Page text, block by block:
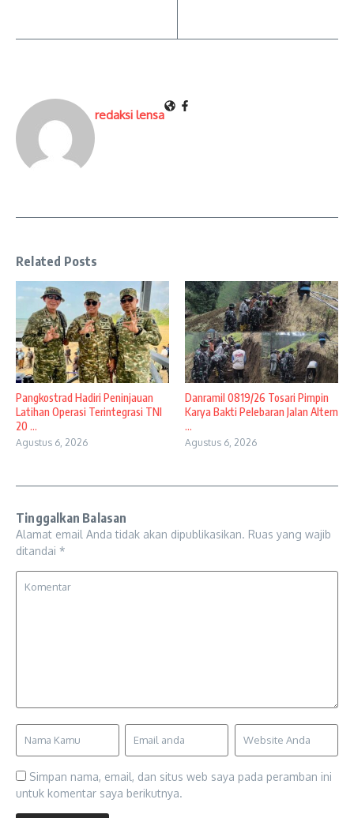
redaksi lensa
Related Posts
Pangkostrad Hadiri Peninjauan
Latihan Operasi Terintegrasi TNI
20 ...
Agustus 6, 2026
Danramil 0819/26 Tosari Pimpin
Karya Bakti Pelebaran Jalan Altern
...
Agustus 6, 2026
Tinggalkan Balasan
Alamat email Anda tidak akan dipublikasikan. Ruas yang wajib
ditandai *
Simpan nama, email, dan situs web saya pada peramban ini
untuk komentar saya berikutnya.